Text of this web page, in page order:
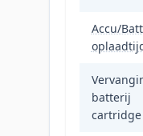
Accu/
batterij
cartridge